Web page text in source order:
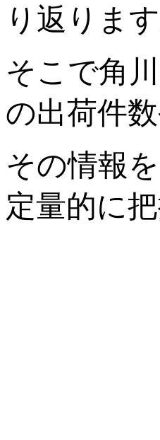
り返ります
そこで角
の出荷件
その情報
定量的に